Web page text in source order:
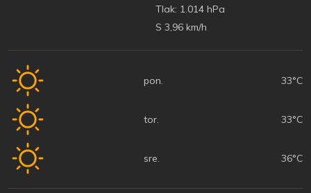
Tlak: 1.014 hPa
S 3,96 km/h
pon. 33°C
tor. 33°C
sre. 36°C